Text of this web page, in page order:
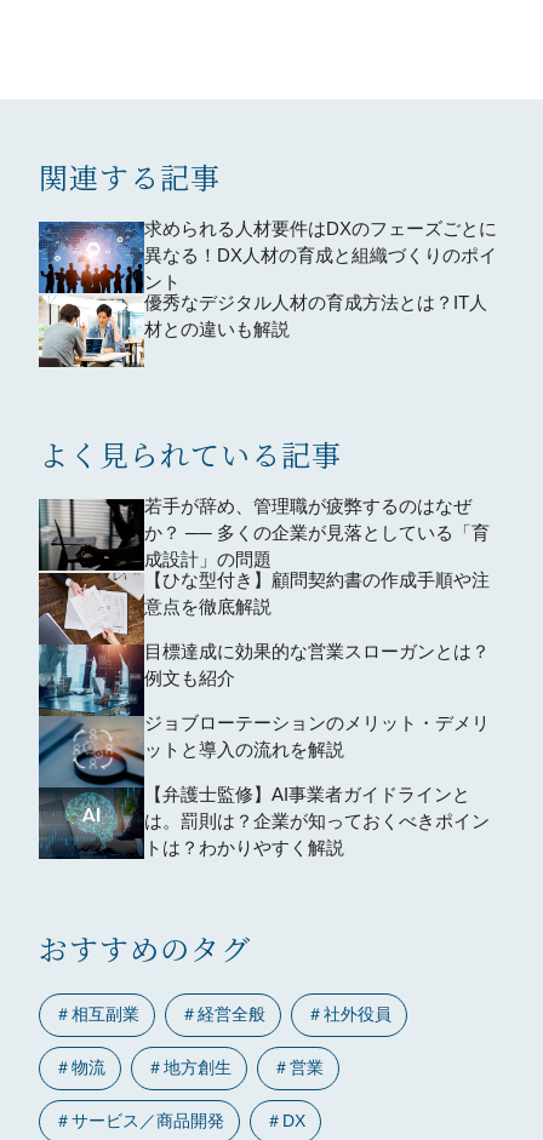
関連する記事
求められる人材要件はDXのフェーズごとに
異なる！DX人材の育成と組織づくりのポイ
ント
優秀なデジタル人材の育成方法とは？IT人
材との違いも解説
よく見られている記事
若手が辞め、管理職が疲弊するのはなぜ
か？ ── 多くの企業が見落としている「育
成設計」の問題
【ひな型付き】顧問契約書の作成手順や注
意点を徹底解説
目標達成に効果的な営業スローガンとは？
例文も紹介
ジョブローテーションのメリット・デメリ
ットと導入の流れを解説
【弁護士監修】AI事業者ガイドラインと
は。罰則は？企業が知っておくべきポイン
トは？わかりやすく解説
おすすめのタグ
＃相互副業 ＃経営全般 ＃社外役員
＃物流 ＃地方創生 ＃営業
＃サービス／商品開発 ＃ DX